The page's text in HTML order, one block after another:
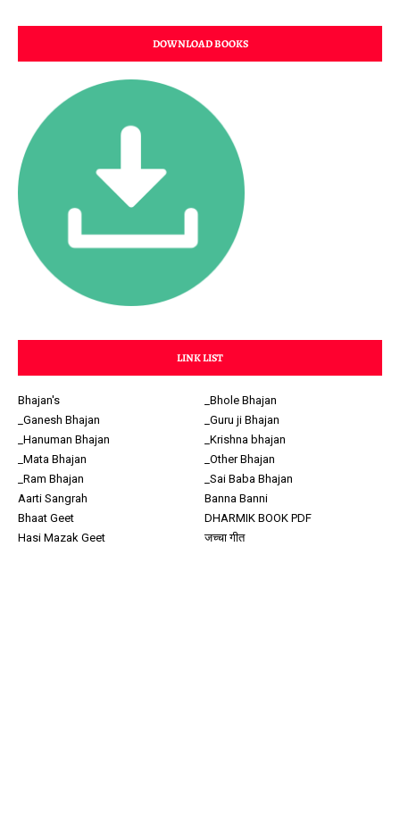
DOWNLOAD BOOKS
LINK LIST
Bhajan's
_Bhole Bhajan
_Ganesh Bhajan
_Guru ji Bhajan
_Hanuman Bhajan
_Krishna bhajan
_Mata Bhajan
_Other Bhajan
_Ram Bhajan
_Sai Baba Bhajan
Aarti Sangrah
Banna Banni
Bhaat Geet
DHARMIK BOOK PDF
Hasi Mazak Geet
जच्चा गीत